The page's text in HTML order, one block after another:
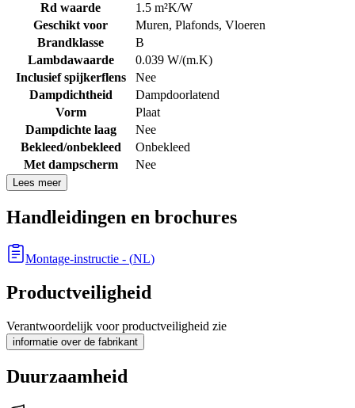
Rd waarde
1.5 m²K/W
Geschikt voor
Muren, Plafonds, Vloeren
Brandklasse
B
Lambdawaarde
0.039 W/(m.K)
Inclusief spijkerflens
Nee
Dampdichtheid
Dampdoorlatend
Vorm
Plaat
Dampdichte laag
Nee
Bekleed/onbekleed
Onbekleed
Met dampscherm
Nee
Lees meer
Handleidingen en brochures
Montage-instructie - (NL)
Productveiligheid
Verantwoordelijk voor productveiligheid zie
informatie over de fabrikant
Duurzaamheid